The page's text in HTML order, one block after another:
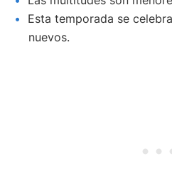
Esta temporada se
nuevos.